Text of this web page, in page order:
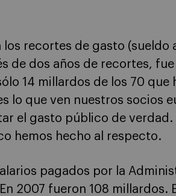
los recortes de gasto (sueldo
de dos años de recortes,
14 millardos de los 70 que
lo que ven nuestros socios
el gasto público de verdad.
hemos hecho al respecto.
pagados por la
2007 fueron 108 millardos.